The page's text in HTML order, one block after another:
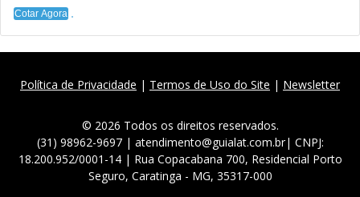
Cotar Agora
Política de Privacidade | Termos de Uso do Site | Newsletter
© 2026 Todos os direitos reservados.
(31) 98962-9697 | atendimento@guialat.com.br| CNPJ:
18.200.952/0001-14 | Rua Copacabana 700, Residencial Porto
Seguro, Caratinga - MG, 35317-000